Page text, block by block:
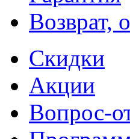
Возврат,
Скидки
Акции
Вопрос-